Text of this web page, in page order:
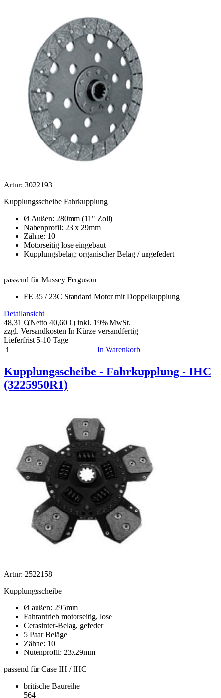
Artnr: 3022193
Kupplungsscheibe Fahrkupplung
Ø Außen: 280mm (11" Zoll)
Nabenprofil: 23 x 29mm
Zähne: 10
Motorseitig lose eingebaut
Kupplungsbelag: organischer Belag / ungefedert
passend für Massey Ferguson
FE 35 / 23C Standard Motor mit Doppelkupplung
Detailansicht
48,31 €(Netto 40,60 €) inkl. 19% MwSt.
zzgl. Versandkosten In Kürze versandfertig
Lieferfrist 5-10 Tage
In Warenkorb
Kupplungsscheibe - Fahrkupplung - IHC
(3225950R1)
Artnr: 2522158
Kupplungsscheibe
Ø außen: 295mm
Fahrantrieb motorseitig, lose
Cerasinter-Belag, gefeder
5 Paar Beläge
Zähne: 10
Nutenprofil: 23x29mm
passend für Case IH / IHC
britische Baureihe
564